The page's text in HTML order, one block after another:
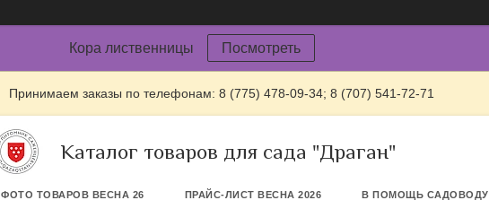
Кора лиственницы Посмотреть
Принимаем заказы по телефонам: 8 (775) 478-09-34; 8 (707) 541-72-71
Каталог товаров для сада "Драган"
ФОТО ТОВАРОВ ВЕСНА 26 ПРАЙС-ЛИСТ ВЕСНА 2026 В ПОМОЩЬ САДОВОДУ